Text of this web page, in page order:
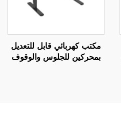
مكتب كهربائي قابل للتعديل
بمحركين للجلوس والوقوف